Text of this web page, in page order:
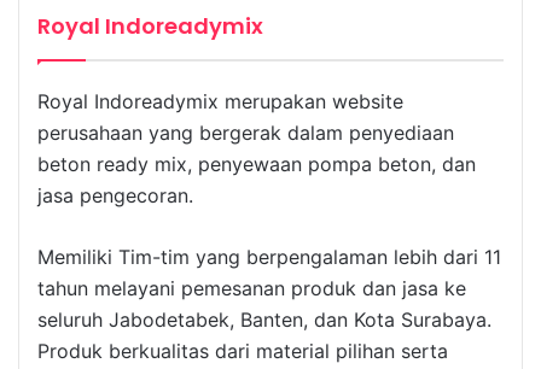
Royal Indoreadymix
Royal Indoreadymix merupakan website
perusahaan yang bergerak dalam penyediaan
beton ready mix, penyewaan pompa beton, dan
jasa pengecoran.
Memiliki Tim-tim yang berpengalaman lebih dari 11
tahun melayani pemesanan produk dan jasa ke
seluruh Jabodetabek, Banten, dan Kota Surabaya.
Produk berkualitas dari material pilihan serta